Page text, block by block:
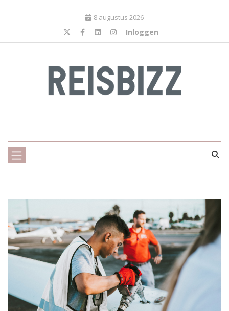
8 augustus 2026
Inloggen